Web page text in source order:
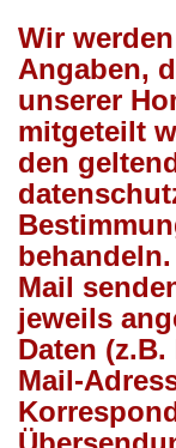
Wir
Angaben,
unserer
mitgeteilt
den
Mail
jeweils
Daten
Mail-